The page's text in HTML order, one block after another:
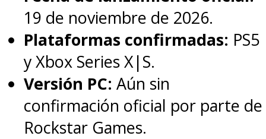
tratan de destrozar sus
ilusiones, sino que también
hallará compañeros que se le
unirán en una tripulación donde
todos tienen una meta que
alcanzar.El tesoro legendario
19 de noviembre de 2026.
Plataformas confirmadas: PS5
y Xbox Series X|S.
Versión PC: Aún sin
confirmación oficial por parte de
Rockstar Games.